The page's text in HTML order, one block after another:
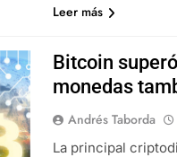
Leer más
Bitcoin
monedas
Andrés Taborda
La principal